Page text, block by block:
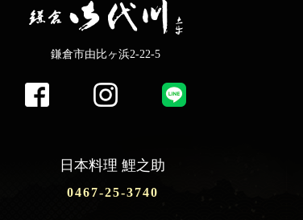
鎌倉市由比ヶ浜2-22-5
日本料理 鯉之助
0467-25-3740